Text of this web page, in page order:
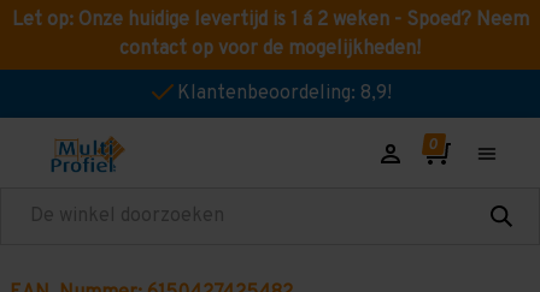
Let op: Onze huidige levertijd is 1 á 2 weken - Spoed? Neem
contact op voor de mogelijkheden!
Klantenbeoordeling: 8,9!
Zoeken